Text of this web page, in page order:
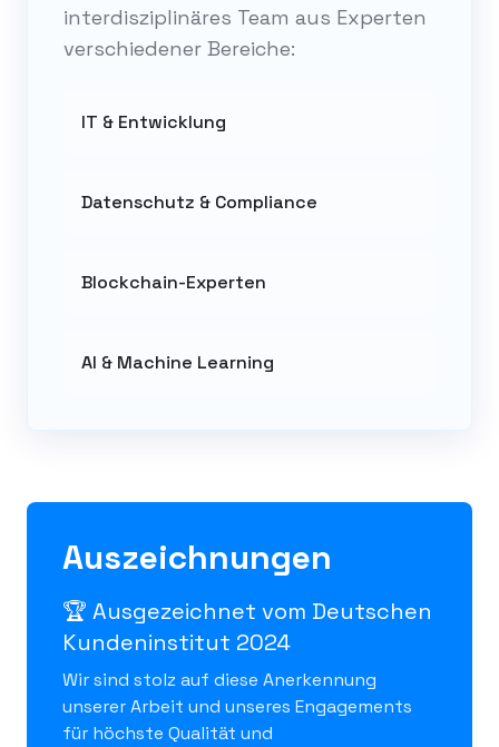
interdisziplinäres Team aus Experten
verschiedener Bereiche:
IT & Entwicklung
Datenschutz & Compliance
Blockchain-Experten
AI & Machine Learning
Auszeichnungen
🏆 Ausgezeichnet vom Deutschen
Kundeninstitut 2024
Wir sind stolz auf diese Anerkennung
unserer Arbeit und unseres Engagements
für höchste Qualität und